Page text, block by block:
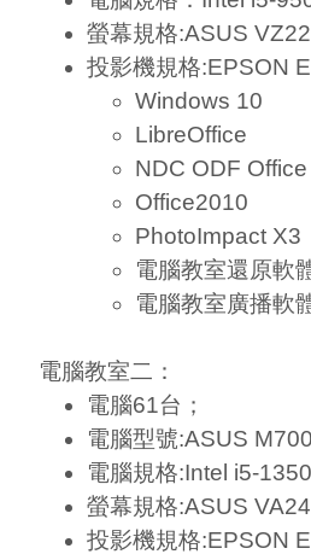
螢幕規格:ASUS
投影機規格:EPSON
Windows 10
LibreOffice
NDC ODF
Office2010
PhotoImpact X3
電腦教室還原軟
電腦教室廣播軟
電腦教室二：
電腦61台；
電腦型號:ASUS
電腦規格:Intel i5-
螢幕規格:ASUS
投影機規格:EPSON